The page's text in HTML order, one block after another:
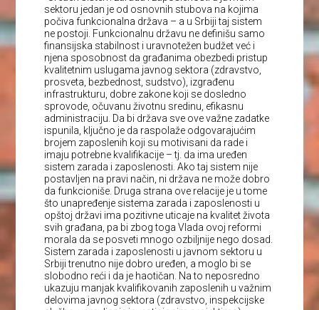
sektoru jedan je od osnovnih stubova na kojima
počiva funkcionalna država – a u Srbiji taj sistem
ne postoji. Funkcionalnu državu ne definišu samo
finansijska stabilnost i uravnotežen budžet već i
njena sposobnost da građanima obezbedi pristup
kvalitetnim uslugama javnog sektora (zdravstvo,
prosveta, bezbednost, sudstvo), izgrađenu
infrastrukturu, dobre zakone koji se dosledno
sprovode, očuvanu životnu sredinu, efikasnu
administraciju. Da bi država sve ove važne zadatke
ispunila, ključno je da raspolaže odgovarajućim
brojem zaposlenih koji su motivisani da rade i
imaju potrebne kvalifikacije – tj. da ima uređen
sistem zarada i zaposlenosti. Ako taj sistem nije
postavljen na pravi način, ni država ne može dobro
da funkcioniše. Druga strana ove relacije je u tome
što unapređenje sistema zarada i zaposlenosti u
opštoj državi ima pozitivne uticaje na kvalitet života
svih građana, pa bi zbog toga Vlada ovoj reformi
morala da se posveti mnogo ozbiljnije nego dosad.
Sistem zarada i zaposlenosti u javnom sektoru u
Srbiji trenutno nije dobro uređen, a moglo bi se
slobodno reći i da je haotičan. Na to neposredno
ukazuju manjak kvalifikovanih zaposlenih u važnim
delovima javnog sektora (zdravstvo, inspekcijske